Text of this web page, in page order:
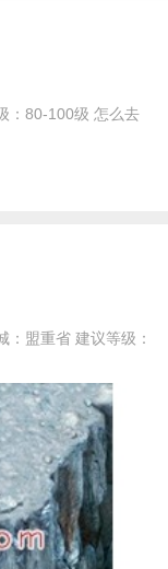
：80-100级 怎么去
盟重省 建议等级：